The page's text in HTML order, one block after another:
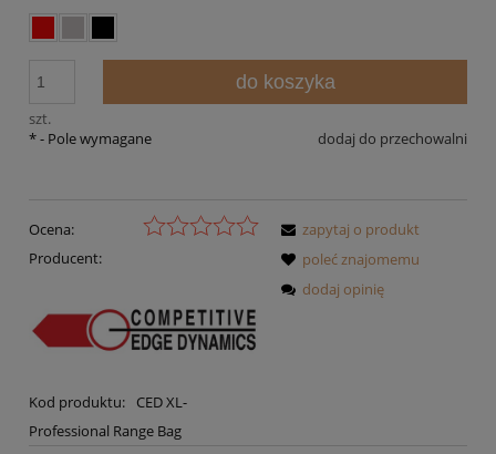
szt.
do koszyka
dodaj do przechowalni
*- Pole wymagane
Ocena:
Producent:
Kod produktu:
CED XL-
Professional Range Bag
zapytaj o produkt
poleć znajomemu
dodaj opinię